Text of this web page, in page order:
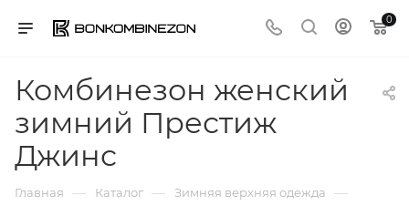
0
Комбинезон женский
зимний Престиж
Джинс
Главная — Каталог — Зимняя верхняя одежда —